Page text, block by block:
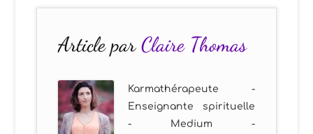
Article parClaire Thomas
Karmathérapeute -
Enseignante spirituelle
- Medium -